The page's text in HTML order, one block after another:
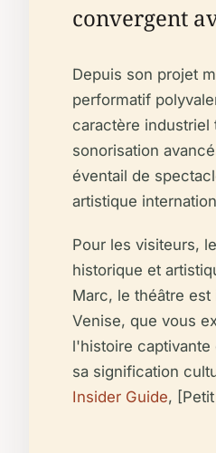
convergent
Depuis son projet
performatif
caractère
sonorisation
éventail de
artistique
Pour les visiteurs,
historique et
Marc, le théâtre
Venise, que vous
l'histoire
sa signification
Insider Guide,